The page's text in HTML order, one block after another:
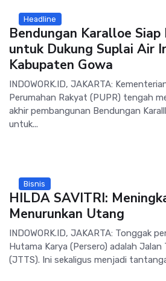
Headline
Bendungan Karalloe Siap
untuk Dukung Suplai Air
Kabupaten Gowa
INDOWORK.ID, JAKARTA:
Perumahan Rakyat (PUPR) tengah
akhir pembangunan Bendungan
untuk...
Bisnis
HILDA SAVITRI:
Menurunkan Utang
INDOWORK.ID, JAKARTA: Tonggak
Hutama Karya (Persero) adalah Jalan
(JTTS). Ini sekaligus menjadi